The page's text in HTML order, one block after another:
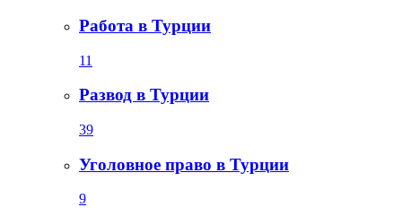
Работа в Турции
11
Развод в Турции
39
Уголовное право в Турции
9